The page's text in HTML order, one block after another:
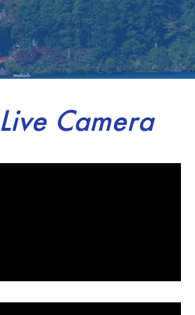
Live Camera